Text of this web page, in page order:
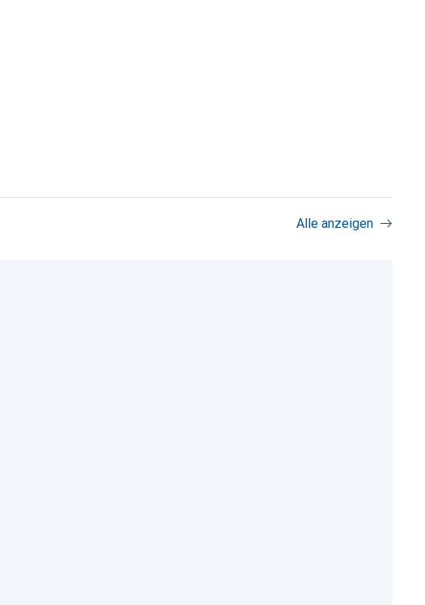
Alle anzeigen